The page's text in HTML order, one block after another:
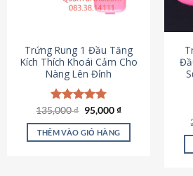
Trứng Rung 1 Đầu Tăng
Kích Thích Khoái Cảm Cho
Nàng Lên Đỉnh
Được xếp
hạng4.87
5 sao
135,000₫ Giá
gốc
là:
135,000 ₫.
95,000₫Giá
tại
THÊM VÀO GIỎ HÀNG